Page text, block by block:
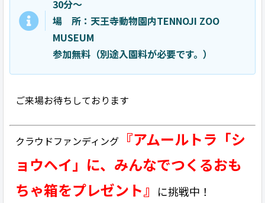
30分～
場 所：天王寺動物園内TENNOJI ZOO
MUSEUM
参加無料（別途入園料が必要です。）
ご来場お待ちしております
クラウドファンディング 『アムールトラ「シ
ョウヘイ」に、みんなでつくるおも
ちゃ箱をプレゼント』
に挑戦中！